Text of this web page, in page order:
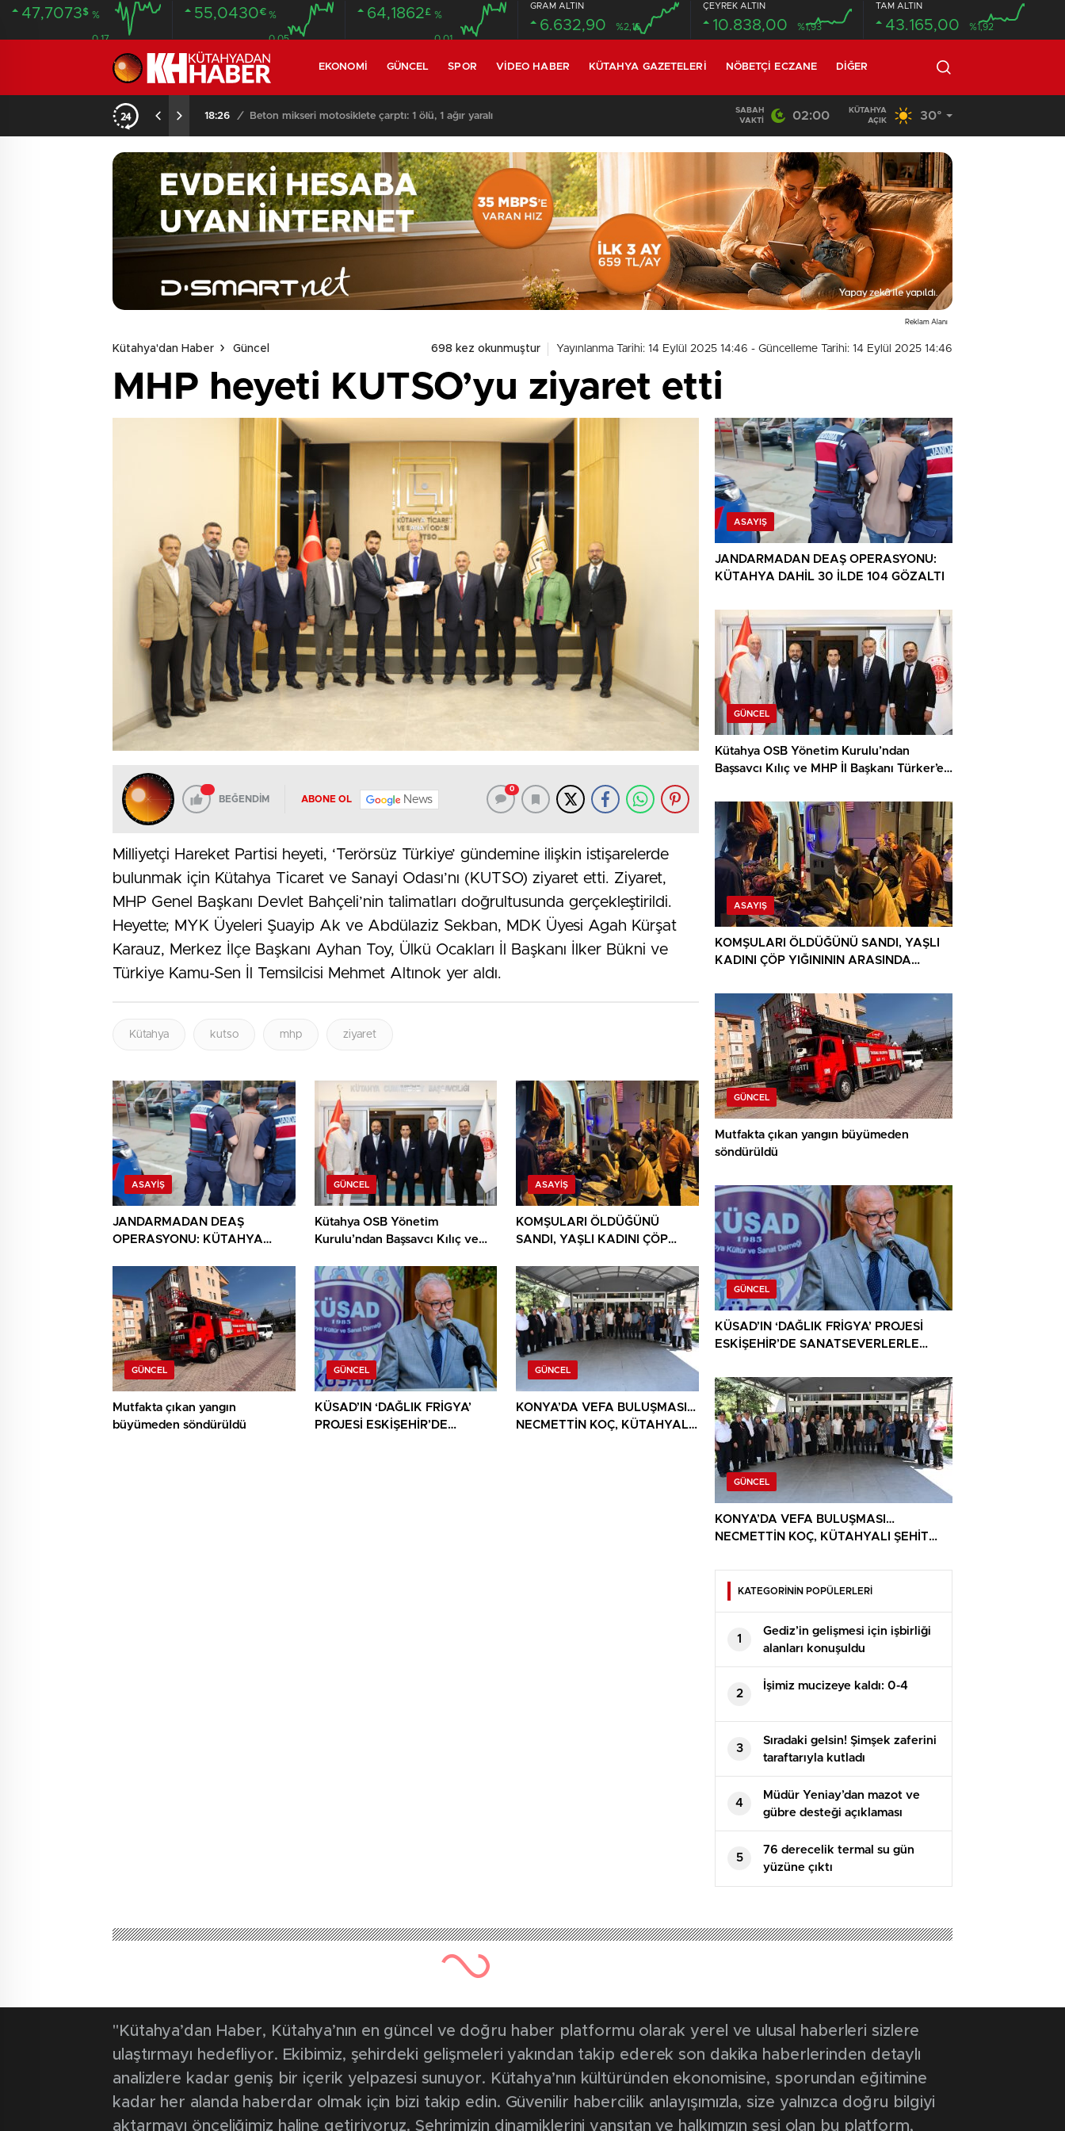
47,7073$ %
0.17
55,0430€ %
0.05
64,1862£ %
0.01
GRAM ALTIN
6.632,90 %2,16
ÇEYREK ALTIN
10.838,00 %1,93
TAM ALTIN
43.165,00 %1,92
EKONOMI GÜNCEL SPOR VIDEO HABER KÜTAHYA GAZETELERI NÖBETÇI ECZANE DIĞER
18:26 / Beton mikseri motosiklete çarptı: 1 ölü, 1 ağır yaralı 14:35 / HASTANEDEN FİRAR EDEN MAHKUM OTOGARDA
SABAH
VAKTI
02:00
KÜTAHYA
AÇIK
30°
Reklam Alanı
Kütahya'dan Haber Güncel 698 kez okunmuştur Yayınlanma Tarihi: 14 Eylül 2025 14:46 - Güncelleme Tarihi: 14 Eylül 2025 14:46
MHP heyeti KUTSO’yu ziyaret etti
BEĞENDİM ABONE OL News
0
Milliyetçi Hareket Partisi heyeti, ‘Terörsüz Türkiye’ gündemine ilişkin istişarelerde
bulunmak için Kütahya Ticaret ve Sanayi Odası’nı (KUTSO) ziyaret etti. Ziyaret,
MHP Genel Başkanı Devlet Bahçeli’nin talimatları doğrultusunda gerçekleştirildi.
Heyette; MYK Üyeleri Şuayip Ak ve Abdülaziz Sekban, MDK Üyesi Agah Kürşat
Karauz, Merkez İlçe Başkanı Ayhan Toy, Ülkü Ocakları İl Başkanı İlker Bükni ve
Türkiye Kamu-Sen İl Temsilcisi Mehmet Altınok yer aldı.
Kütahya kutso mhp ziyaret
ASAYIŞ
JANDARMADAN DEAŞ
OPERASYONU: KÜTAHYA
GÜNCEL
Kütahya OSB Yönetim
Kurulu’ndan Başsavcı Kılıç ve
ASAYIŞ
KOMŞULARI ÖLDÜĞÜNÜ
SANDI, YAŞLI KADINI ÇÖP
BULUNDU
GÜNCEL
Mutfakta çıkan yangın
büyümeden söndürüldü
GÜNCEL
KÜSAD’IN ‘DAĞLIK FRİGYA’
PROJESİ ESKİŞEHİR’DE
GÜNCEL
KONYA’DA VEFA BULUŞMASI…
NECMETTİN KOÇ, KÜTAHYALI
ASAYIŞ
JANDARMADAN DEAŞ OPERASYONU:
KÜTAHYA DAHİL 30 İLDE 104 GÖZALTI
GÜNCEL
Kütahya OSB Yönetim Kurulu’ndan
Başsavcı Kılıç ve MHP İl Başkanı Türker’e
ASAYIŞ
KOMŞULARI ÖLDÜĞÜNÜ SANDI, YAŞLI
KADINI ÇÖP YIĞINININ ARASINDA
GÜNCEL
Mutfakta çıkan yangın büyümeden
söndürüldü
GÜNCEL
KÜSAD’IN ‘DAĞLIK FRİGYA’ PROJESİ
ESKİŞEHİR’DE SANATSEVERLERLE
GÜNCEL
KONYA’DA VEFA BULUŞMASI…
NECMETTİN KOÇ, KÜTAHYALI ŞEHİT
KATEGORİNİN POPÜLERLERİ
1
Gediz’in gelişmesi için işbirliği
alanları konuşuldu
2
İşimiz mucizeye kaldı: 0-4
3
Sıradaki gelsin! Şimşek zaferini
taraftarıyla kutladı
4
Müdür Yeniay’dan mazot ve
gübre desteği açıklaması
5
76 derecelik termal su gün
yüzüne çıktı
"Kütahya’dan Haber, Kütahya’nın en güncel ve doğru haber platformu olarak yerel ve ulusal haberleri sizlere
ulaştırmayı hedefliyor. Ekibimiz, şehirdeki gelişmeleri yakından takip ederek son dakika haberlerinden detaylı
analizlere kadar geniş bir içerik yelpazesi sunuyor. Kütahya’nın kültüründen ekonomisine, sporundan eğitimine
kadar her alanda haberdar olmak için bizi takip edin. Güvenilir habercilik anlayışımızla, size yalnızca doğru bilgiyi
aktarmayı önceliğimiz haline getiriyoruz. Şehrimizin dinamiklerini yansıtan ve halkımızın sesi olan bu platform,